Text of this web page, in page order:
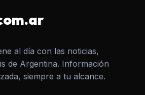
al día con las noticias,
de Argentina. Información
siempre a tu alcance.